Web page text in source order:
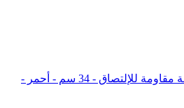
مستر كوك مقلاة ووك عميقة مقاومة للإلتصاق - 34 سم - أحمر -